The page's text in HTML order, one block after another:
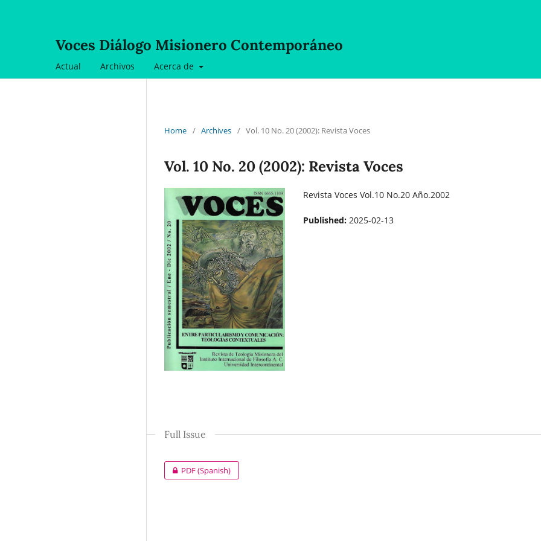
Voces Diálogo Misionero Contemporáneo
Actual Archivos Acerca de
Home / Archives / Vol. 10 No. 20 (2002): Revista Voces
Vol. 10 No. 20 (2002): Revista Voces
Revista Voces Vol.10 No.20 Año.2002
Published: 2025-02-13
Full Issue
PDF (Spanish)